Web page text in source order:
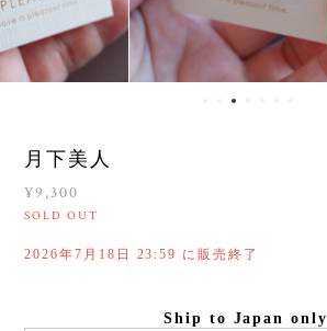
月下美人
¥9,300
SOLD OUT
2026年7月18日 23:59 に販売終了
Ship to Japan only